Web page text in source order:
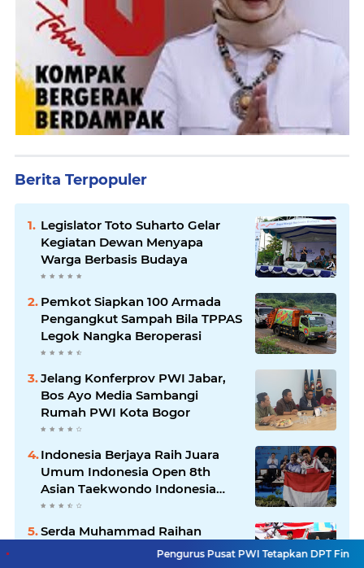
Berita Terpopuler
Legislator Toto Suharto Gelar
Kegiatan Dewan Menyapa
Warga Berbasis Budaya
Pemkot Siapkan 100 Armada
Pengangkut Sampah Bila TPPAS
Legok Nangka Beroperasi
Jelang Konferprov PWI Jabar,
Bos Ayo Media Sambangi
Rumah PWI Kota Bogor
Indonesia Berjaya Raih Juara
Umum Indonesia Open 8th
Asian Taekwondo Indonesia
Open Championships 2026
Serda Muhammad Raihan
Fadhila Raih Emas pada 8th
Pengurus Pusat PWI Tetapkan DPT Final Konferensi